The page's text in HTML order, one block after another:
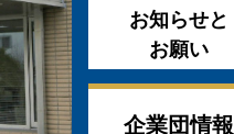
お知らせと
お願い
企業団情報